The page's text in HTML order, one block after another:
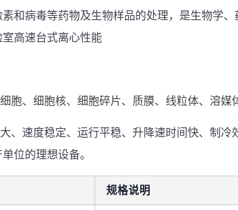
和病毒等药物及生物样品的处理，是生物学
高速台式离心性能
胞、细胞核、细胞碎片、质膜、线粒体、溶
、速度稳定、运行平稳、升降速时间快、制
位的理想设备。
规格说明